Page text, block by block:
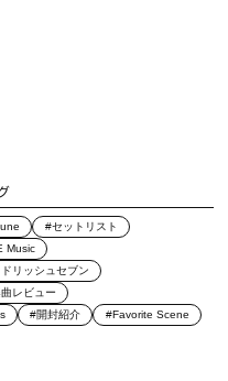
#セットリスト
Music
リッシュセブン
レビュー
#開封紹介
#Favorite Scene